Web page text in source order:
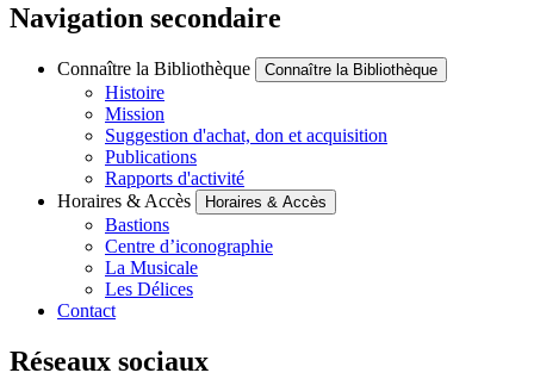
Navigation secondaire
Connaître la Bibliothèque Connaître la Bibliothèque
Histoire
Mission
Suggestion d'achat, don et acquisition
Publications
Rapports d'activité
Horaires & Accès
Horaires & Accès
Bastions
Centre d’iconographie
La Musicale
Les Délices
Contact
Réseaux sociaux